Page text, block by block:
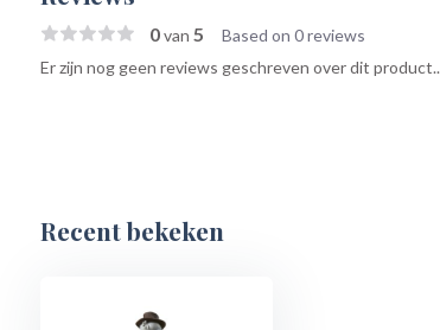
0van 5 Based on 0 reviews
Er zijn nog geen reviews geschreven over dit product..
Recent bekeken